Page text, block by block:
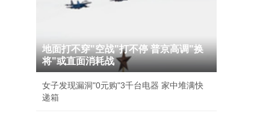
地面打不穿"空战"打不停 普京高调"换
将"或直面消耗战
女子发现漏洞"0元购"3千台电器 家中堆满快
递箱